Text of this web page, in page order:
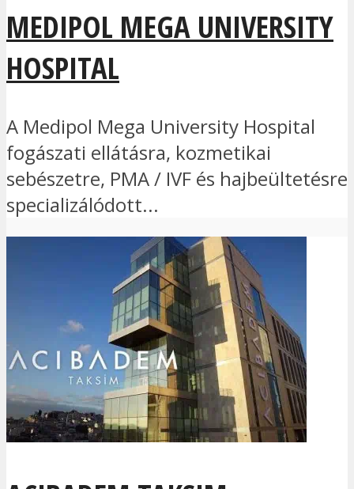
MEDIPOL MEGA UNIVERSITY
HOSPITAL
A Medipol Mega University Hospital
fogászati ellátásra, kozmetikai
sebészetre, PMA / IVF és hajbeültetésre
specializálódott...